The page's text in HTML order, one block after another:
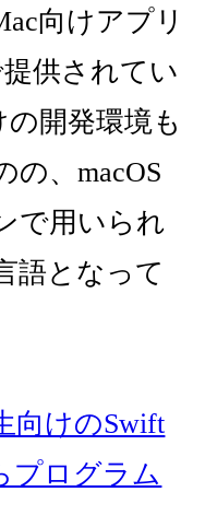
向けアプリ
提供されてい
の開発環境も
の、macOS
で用いられ
語となって
向けのSwift
プログラム